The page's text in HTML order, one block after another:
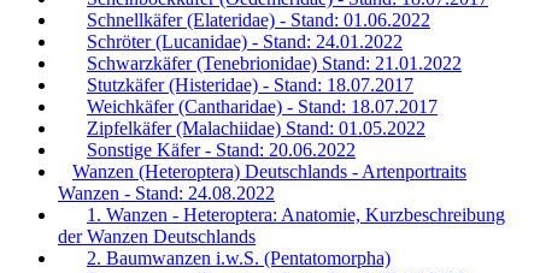
Schnellkäfer (Elateridae) - Stand: 01.06.2022
Schröter (Lucanidae) - Stand: 24.01.2022
Schwarzkäfer (Tenebrionidae) Stand: 21.01.2022
Stutzkäfer (Histeridae) - Stand: 18.07.2017
Weichkäfer (Cantharidae) - Stand: 18.07.2017
Zipfelkäfer (Malachiidae) Stand: 01.05.2022
Sonstige Käfer - Stand: 20.06.2022
Wanzen (Heteroptera) Deutschlands - Artenportraits
Wanzen - Stand: 24.08.2022
1. Wanzen - Heteroptera: Anatomie, Kurzbeschreibung
der Wanzen Deutschlands
2. Baumwanzen i.w.S. (Pentatomorpha)